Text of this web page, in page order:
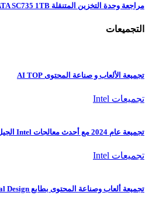
مراجعة وحدة التخزين المتنقلة ADATA SC735 1TB
التجميعات
تجميعة الألعاب و صناعة المحتوى AI TOP
تجميعات Intel
تجميعة عام 2024 مع أحدث معالجات Intel الجيل الرابع عشر
تجميعات Intel
تجميعة ألعاب وصناعة المحتوى بطابع Fractal Design